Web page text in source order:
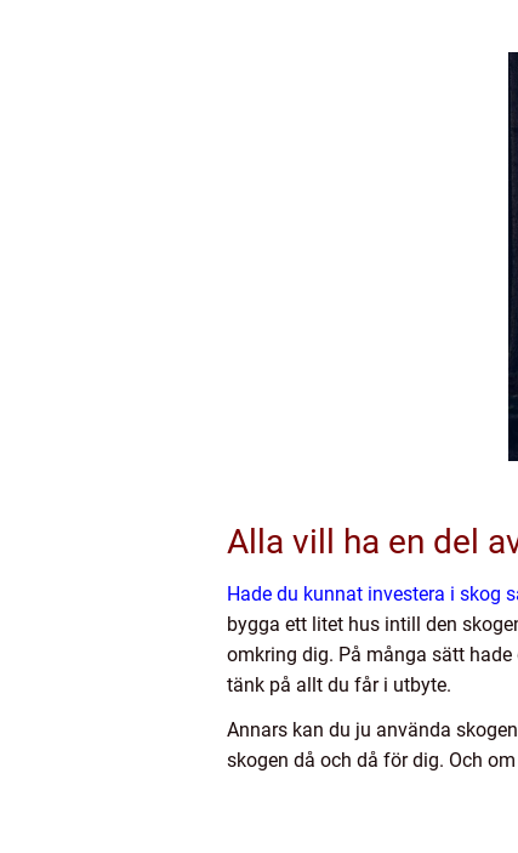
Alla vill ha en del
Hade du kunnat investera i skog
bygga ett litet hus intill den
omkring dig. På många sätt
tänk på allt du får i utbyte.
Annars kan du ju använda
skogen då och då för dig. Och